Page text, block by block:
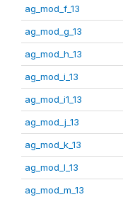
ag_mod_f_13
ag_mod_g_13
ag_mod_h_13
ag_mod_i_13
ag_mod_i1_13
ag_mod_j_13
ag_mod_k_13
ag_mod_l_13
ag_mod_m_13